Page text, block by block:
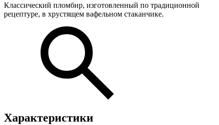
Классический пломбир, изготовленный по традиционной
рецептуре, в хрустящем вафельном стаканчике.
Характеристики